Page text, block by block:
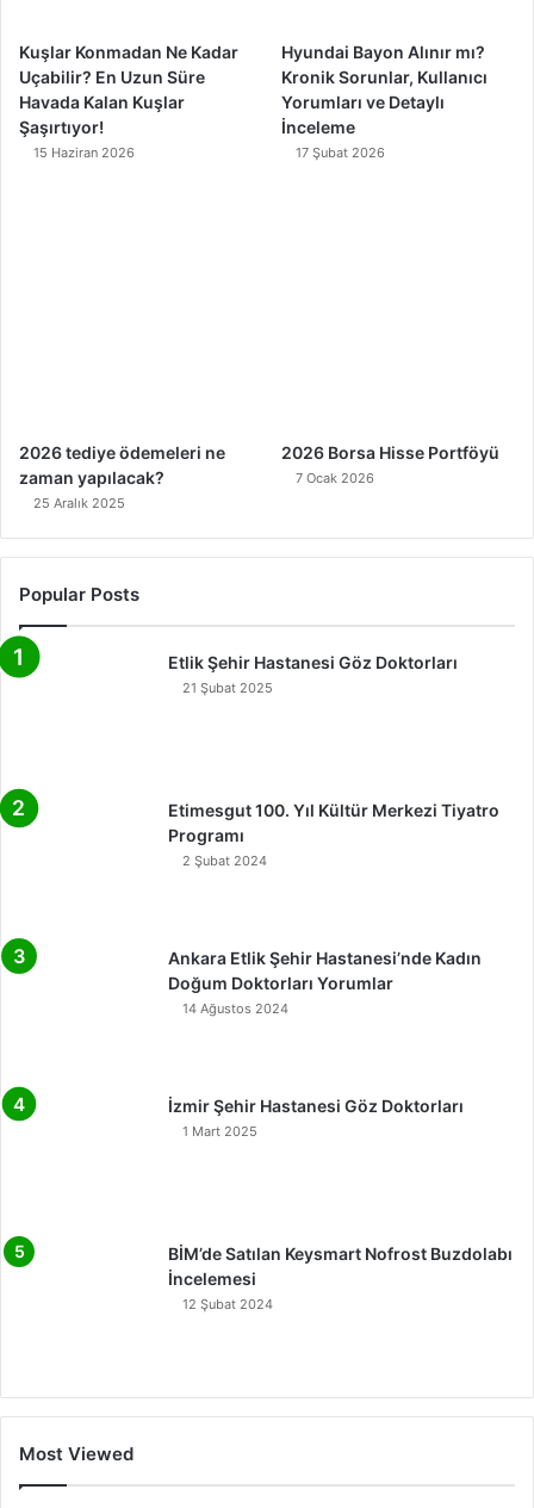
Kuşlar Konmadan Ne Kadar
Uçabilir? En Uzun Süre
Havada Kalan Kuşlar
Şaşırtıyor!
15 Haziran 2026
Hyundai Bayon Alınır mı?
Kronik Sorunlar, Kullanıcı
Yorumları ve Detaylı
İnceleme
17 Şubat 2026
2026 tediye ödemeleri ne
zaman yapılacak?
25 Aralık 2025
2026 Borsa Hisse Portföyü
7 Ocak 2026
Popular Posts
Etlik Şehir Hastanesi Göz Doktorları
21 Şubat 2025
Etimesgut 100. Yıl Kültür Merkezi Tiyatro
Programı
2 Şubat 2024
Ankara Etlik Şehir Hastanesi’nde Kadın
Doğum Doktorları Yorumlar
14 Ağustos 2024
İzmir Şehir Hastanesi Göz Doktorları
1 Mart 2025
BİM’de Satılan Keysmart Nofrost Buzdolabı
İncelemesi
12 Şubat 2024
Most Viewed